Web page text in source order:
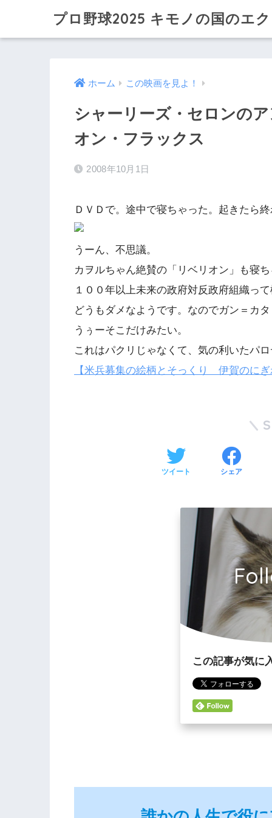
プロ野球2025 キモノの国のエ
ホーム この映画を見よ！
シャーリーズ・セロンの
オン・フラックス
2008年10月1日
ＤＶＤで。途中で寝ちゃった。起きたら
うーん、不思議。
カヲルちゃん絶賛の「リベリオン」も寝
１００年以上未来の政府対反政府組織っ
どうもダメなようです。なのでガン＝カ
うぅーそこだけみたい。
これはパクリじゃなくて、気の利いたパ
【米兵募集の絵柄とそっくり 伊賀のに
ツイート シェア
この記事が気に